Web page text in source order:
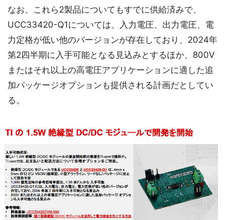
なお、これら2製品についてもすでに供給済みで、
UCC33420-Q1については、入力電圧、出力電圧、電
力定格が低い他のバージョンが存在しており、2024年
第2四半期に入手可能となる見込みとするほか、800V
またはそれ以上の高電圧アプリケーションに適した追
加パッケージオプションも提供される計画だとしてい
る。